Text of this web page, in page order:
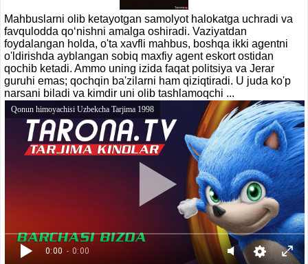
Mahbuslarni olib ketayotgan samolyot halokatga uchradi va
favqulodda qo‘nishni amalga oshiradi. Vaziyatdan
foydalangan holda, o'ta xavfli mahbus, boshqa ikki agentni
o'ldirishda ayblangan sobiq maxfiy agent eskort ostidan
qochib ketadi. Ammo uning izida faqat politsiya va Jerar
guruhi emas; qochqin ba'zilarni ham qiziqtiradi. U juda ko'p
narsani biladi va kimdir uni olib tashlamoqchi ...
0:00 - 0:00
Qonun himoyachisi Uzbekcha Tarjima 1998